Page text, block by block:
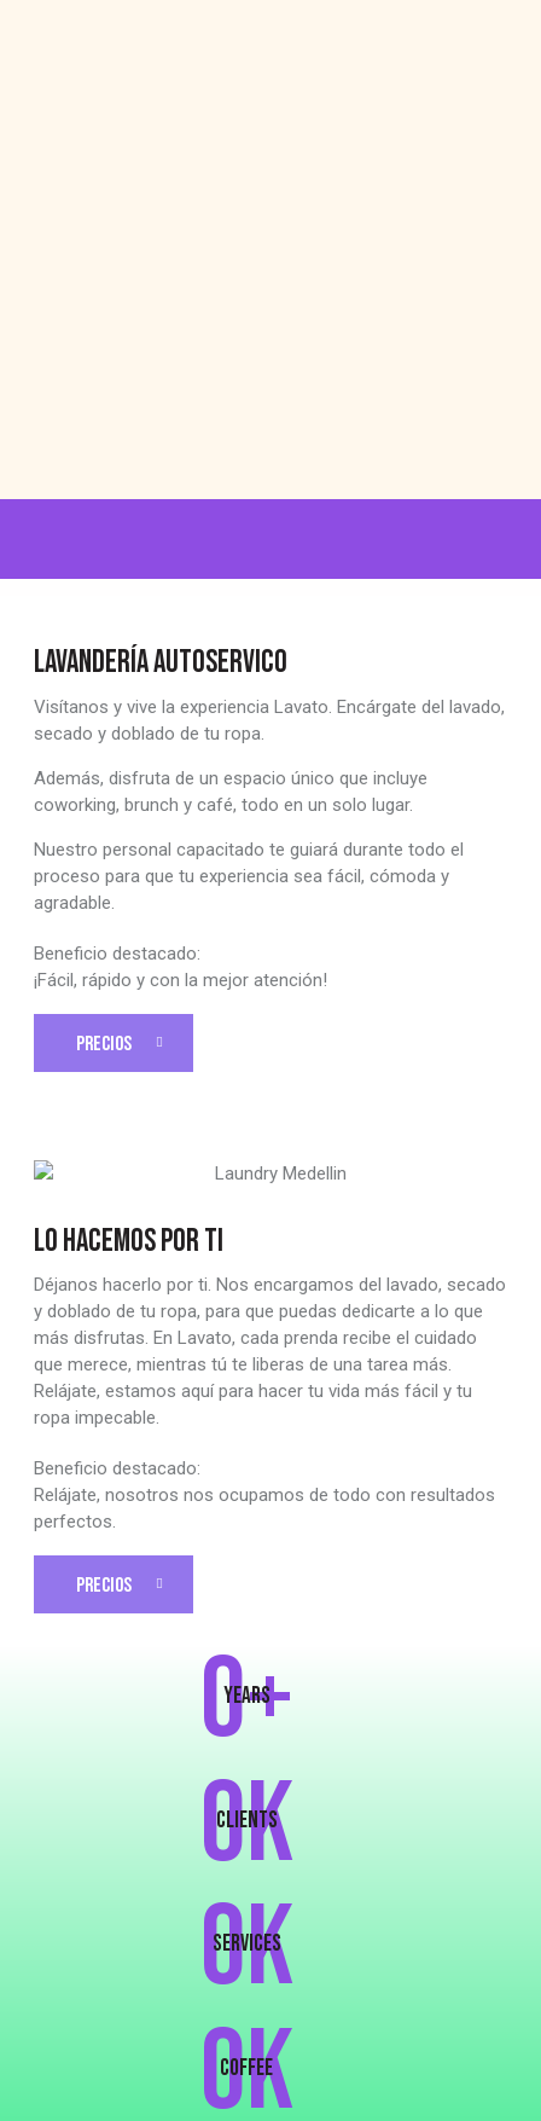
LAVANDERÍA AUTOSERVICO
Visítanos y vive la experiencia Lavato. Encárgate del lavado,
secado y doblado de tu ropa.
Además, disfruta de un espacio único que incluye
coworking, brunch y café, todo en un solo lugar.
Nuestro personal capacitado te guiará durante todo el
proceso para que tu experiencia sea fácil, cómoda y
agradable.
Beneficio destacado:
¡Fácil, rápido y con la mejor atención!
PRECIOS
LO HACEMOS POR TI
Déjanos hacerlo por ti. Nos encargamos del lavado, secado
y doblado de tu ropa, para que puedas dedicarte a lo que
más disfrutas. En Lavato, cada prenda recibe el cuidado
que merece, mientras tú te liberas de una tarea más.
Relájate, estamos aquí para hacer tu vida más fácil y tu
ropa impecable.
Beneficio destacado:
Relájate, nosotros nos ocupamos de todo con resultados
perfectos.
PRECIOS
0+
years
0K
clients
0K
services
0k
COFFEE